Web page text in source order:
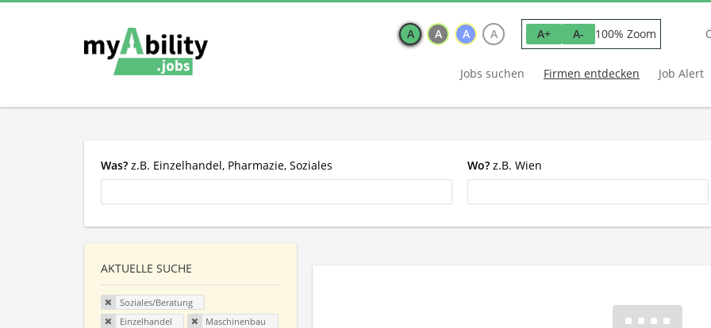
A A A A A+ A- 100% Zoom
Jobs suchen Firmen entdecken Job Alert
Was? z.B. Einzelhandel, Pharmazie, Soziales Wo? z.B. Wien
AKTUELLE SUCHE
Soziales/Beratung
Einzelhandel
Maschinenbau